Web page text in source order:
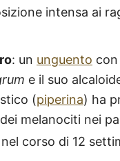
intensa ai
: un unguento
e il suo
(piperina) ha
melanociti nei
corso di 12